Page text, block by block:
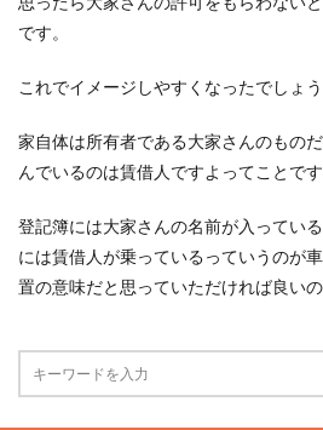
です。
これでイメージしやすくなったでしょ
家自体は所有者である大家さんのもの
んでいるのは賃借人ですよってことです
登記簿には大家さんの名前が入ってい
には賃借人が乗っているっていうのが
置の意味だと思っていただければ良いの